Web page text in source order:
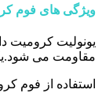
ویژگی های فوم
یونولیت کرومیت
مقاومت می
استفاده از فوم